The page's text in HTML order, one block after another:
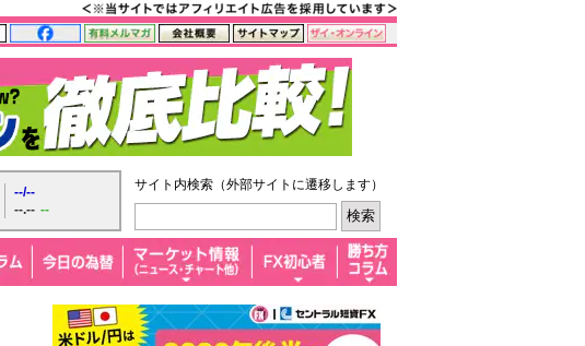
--/--
--.-- --
サイト内検索（外部サイトに遷移します）